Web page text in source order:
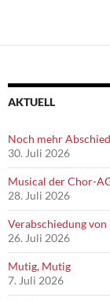
AKTUELL
Noch mehr
30. Juli 2026
Musical der Chor-
28. Juli 2026
Verabschiedung
26. Juli 2026
Mutig, Mutig
7. Juli 2026